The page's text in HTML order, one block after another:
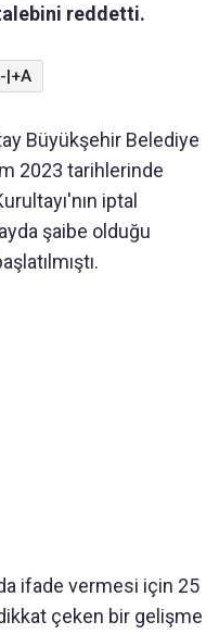
reddetti.
|+A
Büyükşehir Belediye
2023 tarihlerinde
iptal
şaibe olduğu
ifade vermesi için 25
dikkat çeken bir gelişme